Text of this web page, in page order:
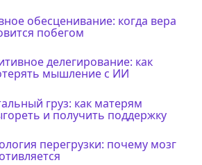
обесценивание: когда вера
побегом
делегирование: как
мышление с ИИ
груз: как матерям
и получить поддержку
перегрузки: почему мозг